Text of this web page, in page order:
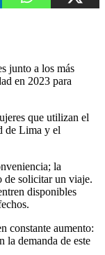
junto a los más
en 2023 para
que utilizan el
de Lima y el
la
de solicitar un viaje.
disponibles
constante aumento:
la demanda de este